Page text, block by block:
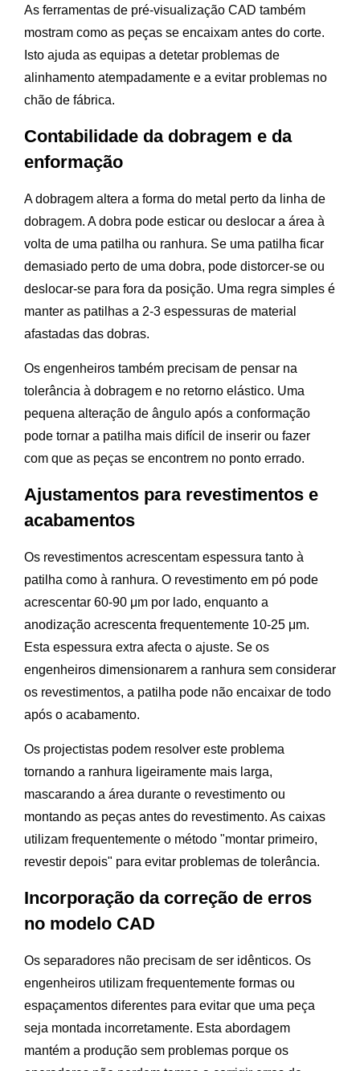
As ferramentas de pré-visualização CAD também
mostram como as peças se encaixam antes do corte.
Isto ajuda as equipas a detetar problemas de
alinhamento atempadamente e a evitar problemas no
chão de fábrica.
Contabilidade da dobragem e da
enformação
A dobragem altera a forma do metal perto da linha de
dobragem. A dobra pode esticar ou deslocar a área à
volta de uma patilha ou ranhura. Se uma patilha ficar
demasiado perto de uma dobra, pode distorcer-se ou
deslocar-se para fora da posição. Uma regra simples é
manter as patilhas a 2-3 espessuras de material
afastadas das dobras.
Os engenheiros também precisam de pensar na
tolerância à dobragem e no retorno elástico. Uma
pequena alteração de ângulo após a conformação
pode tornar a patilha mais difícil de inserir ou fazer
com que as peças se encontrem no ponto errado.
Ajustamentos para revestimentos e
acabamentos
Os revestimentos acrescentam espessura tanto à
patilha como à ranhura. O revestimento em pó pode
acrescentar 60-90 μm por lado, enquanto a
anodização acrescenta frequentemente 10-25 μm.
Esta espessura extra afecta o ajuste. Se os
engenheiros dimensionarem a ranhura sem considerar
os revestimentos, a patilha pode não encaixar de todo
após o acabamento.
Os projectistas podem resolver este problema
tornando a ranhura ligeiramente mais larga,
mascarando a área durante o revestimento ou
montando as peças antes do revestimento. As caixas
utilizam frequentemente o método "montar primeiro,
revestir depois" para evitar problemas de tolerância.
Incorporação da correção de erros
no modelo CAD
Os separadores não precisam de ser idênticos. Os
engenheiros utilizam frequentemente formas ou
espaçamentos diferentes para evitar que uma peça
seja montada incorretamente. Esta abordagem
mantém a produção sem problemas porque os